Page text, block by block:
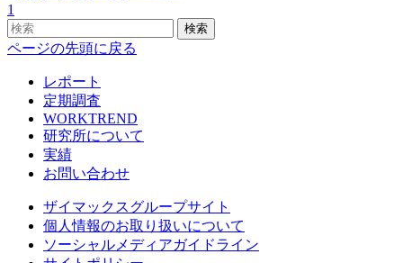
1
検索
ページの先頭に戻る
レポート
定期調査
WORKTREND
研究所について
実績
お問い合わせ
ザイマックスグループサイト
個人情報のお取り扱いについて
ソーシャルメディアガイドライン